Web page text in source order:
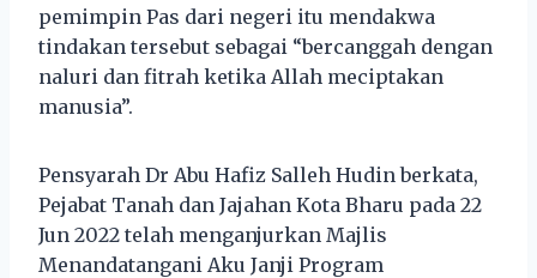
pemimpin Pas dari negeri itu mendakwa
tindakan tersebut sebagai “bercanggah dengan
naluri dan fitrah ketika Allah meciptakan
manusia”.
Pensyarah Dr Abu Hafiz Salleh Hudin berkata,
Pejabat Tanah dan Jajahan Kota Bharu pada 22
Jun 2022 telah menganjurkan Majlis
Menandatangani Aku Janji Program